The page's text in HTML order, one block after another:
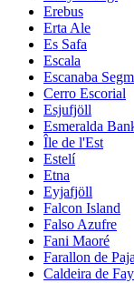
Erebus
Erta Ale
Es Safa
Escala
Escanaba
Cerro Escorial
Esjufjöll
Esmeralda
Île de l'Est
Estelí
Etna
Eyjafjöll
Falcon Island
Falso Azufre
Fani Maoré
Farallon de
Caldeira de